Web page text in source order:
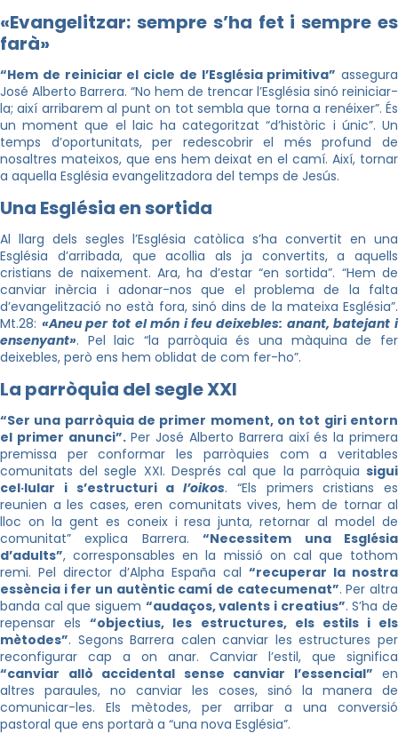
«Evangelitzar: sempre s’ha fet i sempre es
farà»
“Hem de reiniciar el cicle de l’Església primitiva” assegura
José Alberto Barrera. “No hem de trencar l’Església sinó reiniciar-
la; així arribarem al punt on tot sembla que torna a renéixer”. És
un moment que el laic ha categoritzat “d’històric i únic”. Un
temps d’oportunitats, per redescobrir el més profund de
nosaltres mateixos, que ens hem deixat en el camí. Així, tornar
a aquella Església evangelitzadora del temps de Jesús.
Una Església en sortida
Al llarg dels segles l’Església catòlica s’ha convertit en una
Església d’arribada, que acollia als ja convertits, a aquells
cristians de naixement. Ara, ha d’estar “en sortida”. “Hem de
canviar inèrcia i adonar-nos que el problema de la falta
d’evangelització no està fora, sinó dins de la mateixa Església”.
Mt.28: «Aneu per tot el món i feu deixebles: anant, batejant i
ensenyant». Pel laic “la parròquia és una màquina de fer
deixebles, però ens hem oblidat de com fer-ho”.
La parròquia del segle XXI
“Ser una parròquia de primer moment, on tot giri entorn
el primer anunci”.Per José Alberto Barrera així és la primera
premissa per conformar les parròquies com a veritables
comunitats del segle XXI. Després cal que la parròquia sigui
cel·lular i s’estructuri a l’oikos. “Els primers cristians es
reunien a les cases, eren comunitats vives, hem de tornar al
lloc on la gent es coneix i resa junta, retornar al model de
comunitat” explica Barrera.“Necessitem una Església
d’adults”, corresponsables en la missió on cal que tothom
remi. Pel director d’Alpha España cal “recuperar la nostra
essència i fer un autèntic camí de catecumenat”. Per altra
banda cal que siguem “audaços, valents i creatius”. S’ha de
repensar els“objectius, les estructures, els estils i els
mètodes”. Segons Barrera calen canviar les estructures per
reconfigurar cap a on anar. Canviar l’estil, que significa
“canviar allò accidental sense canviar l’essencial” en
altres paraules, no canviar les coses, sinó la manera de
comunicar-les. Els mètodes, per arribar a una conversió
pastoral que ens portarà a “una nova Església”.